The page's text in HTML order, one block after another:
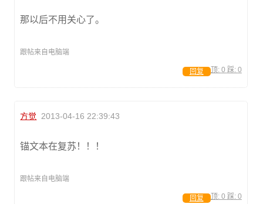
那以后不用关心了。
跟帖来自电脑端
顶: 0 踩: 0
回复
方觉 2013-04-16 22:39:43
锚文本在复苏！！！
跟帖来自电脑端
顶: 0 踩: 0
回复